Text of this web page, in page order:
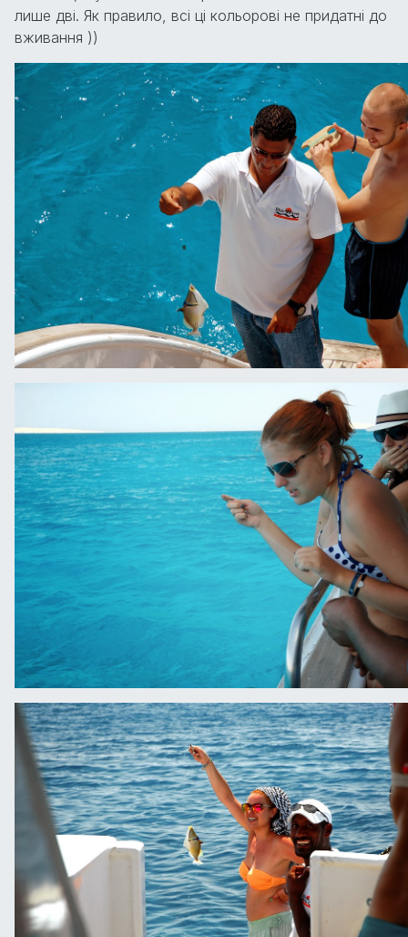
лише дві. Як правило, всі ці кольорові не придатні до
вживання ))